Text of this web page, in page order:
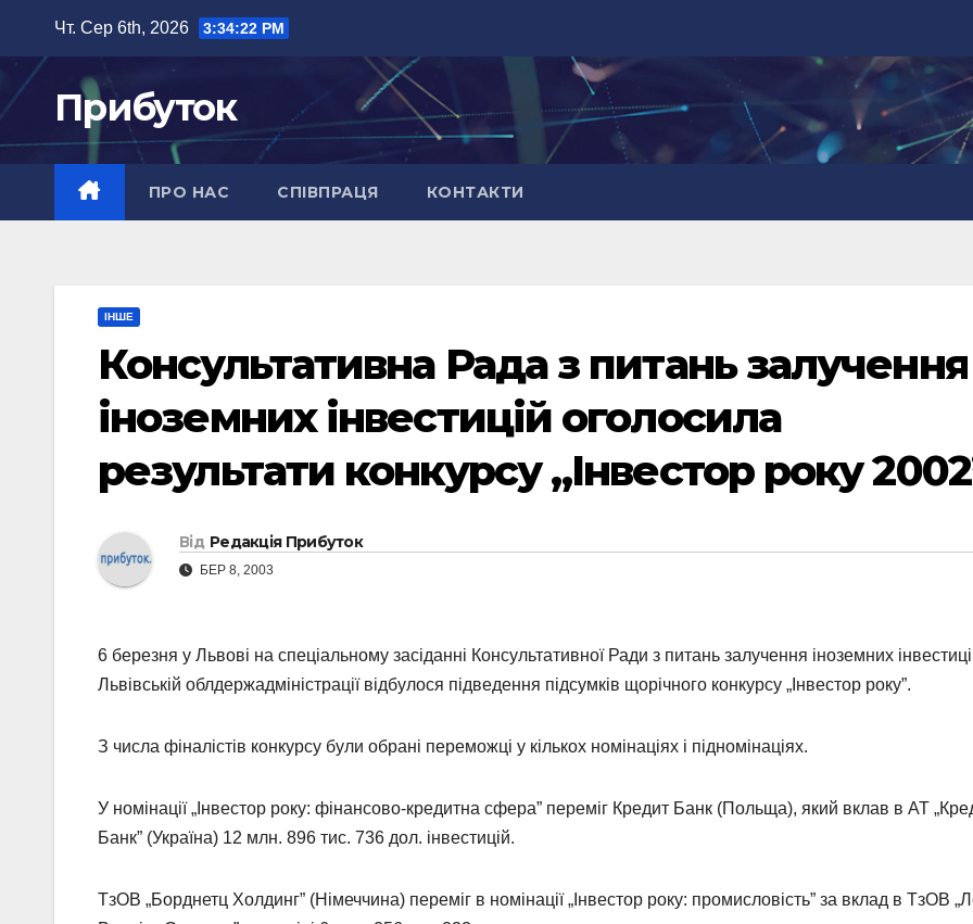
вмісту
Чт. Сер 6th, 2026 3:34:23 PM
Прибуток
ПРО НАС СПІВПРАЦЯ КОНТАКТИ
ІНШЕ
Консультативна Рада з питань залучення
іноземних інвестицій оголосила
результати конкурсу „Інвестор року
Від Редакція Прибуток
БЕР 8, 2003
6 березня у Львові на спеціальному засіданні Консультативної Ради з питань залучення іноземних
Львівській облдержадміністрації відбулося підведення підсумків щорічного конкурсу „Інвестор року”.
З числа фіналістів конкурсу були обрані переможці у кількох номінаціях і підномінаціях.
У номінації „Інвестор року: фінансово-кредитна сфера” переміг Кредит Банк (Польща), який вклав в АТ
Банк” (Україна) 12 млн. 896 тис. 736 дол. інвестицій.
ТзОВ „Борднетц Холдинг” (Німеччина) переміг в номінації „Інвестор року: промисловість” за вклад в ТзОВ